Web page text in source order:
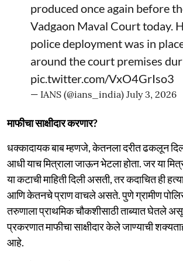
produced once again before
Vadgaon Maval Court today.
police deployment was in
around the court premises
pic.twitter.com/VxO4GrIso3
— IANS (@ians_india) July 3, 2026
माफीचा साक्षीदार करणार?
धक्कादायक बाब म्हणजे, केतनला दरीत ढकलून
आधी याच मित्राला जाऊन भेटला होता. जर या
या कटाची माहिती दिली असती, तर कदाचित ही
आणि केतनचे प्राण वाचले असते. पुणे ग्रामीण
तरुणाला प्राथमिक चौकशीसाठी ताब्यात घेतले
प्रकरणात माफीचा साक्षीदार केले जाण्याची
आहे.